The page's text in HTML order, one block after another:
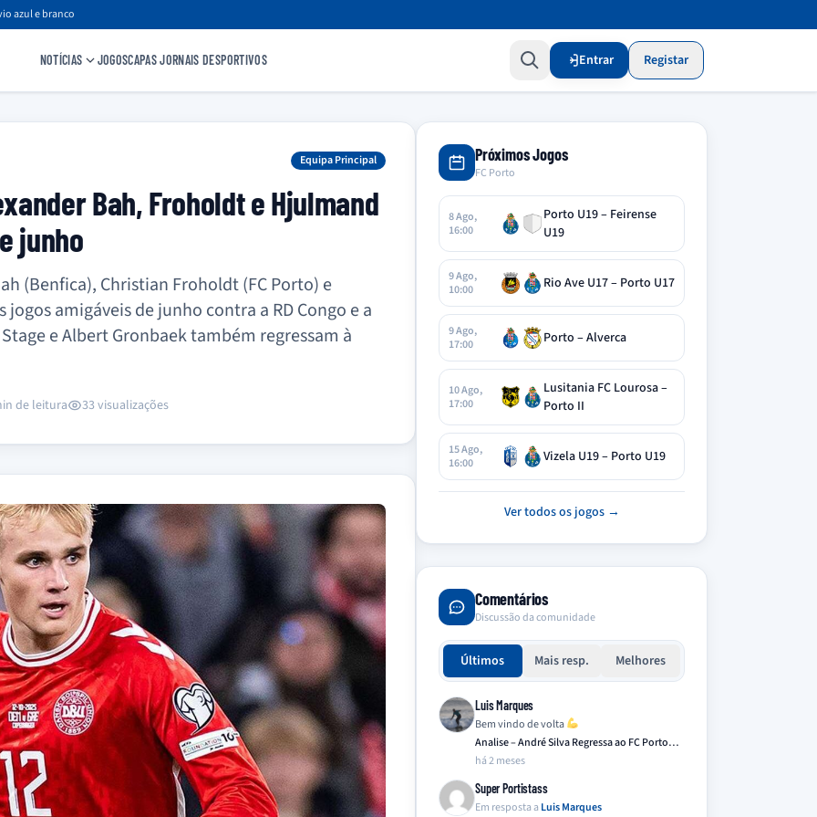
azul e branco
NOTÍCIAS JOGOSCAPAS JORNAIS DESPORTIVOS Entrar Registar
Equipa Principal
Bah, Froholdt e Hjulmand
junho
(Benfica), Christian Froholdt (FC Porto) e
amigáveis de junho contra a RD Congo e a
e Albert Gronbaek também regressam à
de leitura 33 visualizações
Próximos Jogos
FC Porto
8 Ago,
16:00
Porto U19 – Feirense
U19
9 Ago,
10:00
Rio Ave U17 – Porto U17
9 Ago,
17:00
Porto – Alverca
10 Ago,
17:00
Lusitania FC Lourosa –
Porto II
15 Ago,
16:00
Vizela U19 – Porto U19
Ver todos os jogos →
Comentários
Discussão da comunidade
Últimos Mais resp. Melhores
Luis Marques
Bem vindo de volta
Analise – André Silva Regressa ao FC Porto…
há 2 meses
Super Portistass
Em resposta a Luis Marques